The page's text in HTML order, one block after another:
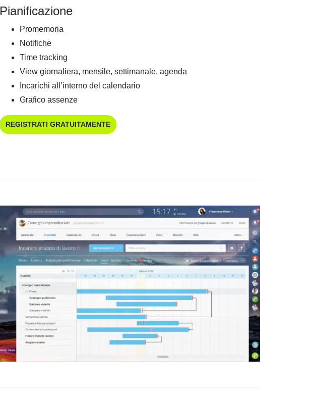
Pianificazione
Promemoria
Notifiche
Time tracking
View giornaliera, mensile, settimanale, agenda
Incarichi all’interno del calendario
Grafico assenze
REGISTRATI GRATUITAMENTE